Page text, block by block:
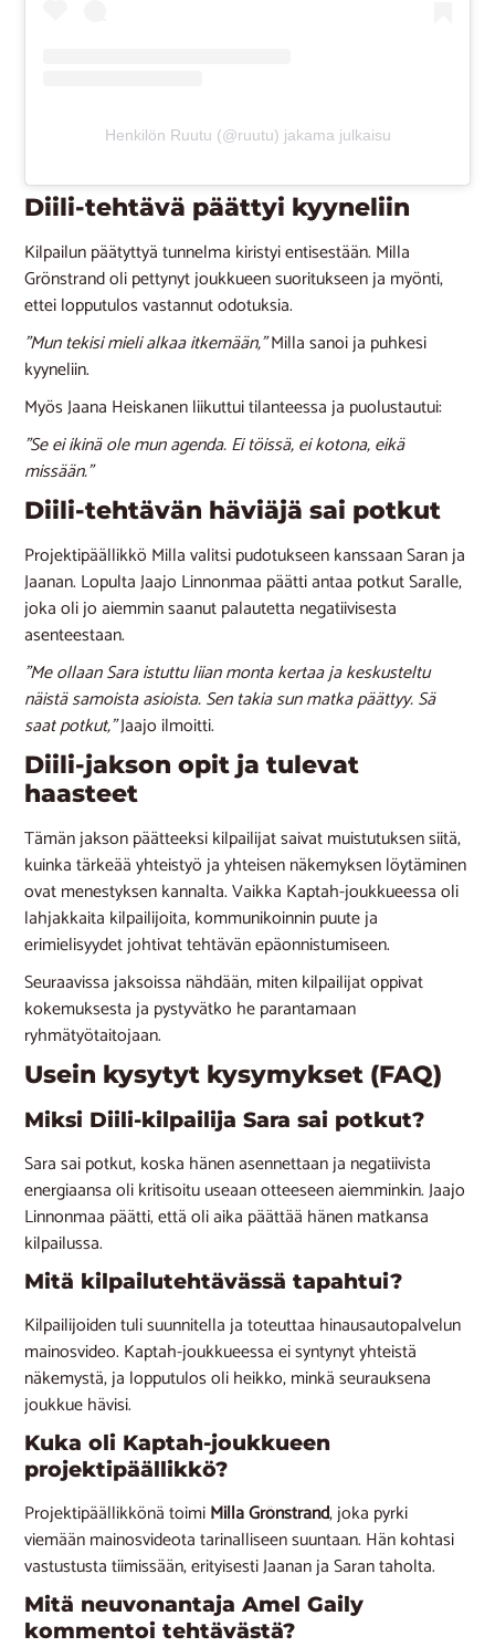
Henkilön Ruutu (@ruutu) jakama julkaisu
Diili-tehtävä päättyi kyyneliin
Kilpailun päätyttyä tunnelma kiristyi entisestään. Milla
Grönstrand oli pettynyt joukkueen suoritukseen ja myönti,
ettei lopputulos vastannut odotuksia.
”Mun tekisi mieli alkaa itkemään,”Milla sanoi ja puhkesi
kyyneliin.
Myös Jaana Heiskanen liikuttui tilanteessa ja puolustautui:
”Se ei ikinä ole mun agenda. Ei töissä, ei kotona, eikä
missään.”
Diili-tehtävän häviäjä sai potkut
Projektipäällikkö Milla valitsi pudotukseen kanssaan Saran ja
Jaanan. Lopulta Jaajo Linnonmaa päätti antaa potkut Saralle,
joka oli jo aiemmin saanut palautetta negatiivisesta
asenteestaan.
”Me ollaan Sara istuttu liian monta kertaa ja keskusteltu
näistä samoista asioista. Sen takia sun matka päättyy. Sä
saat potkut,”Jaajo ilmoitti.
Diili-jakson opit ja tulevat
haasteet
Tämän jakson päätteeksi kilpailijat saivat muistutuksen siitä,
kuinka tärkeää yhteistyö ja yhteisen näkemyksen löytäminen
ovat menestyksen kannalta. Vaikka Kaptah-joukkueessa oli
lahjakkaita kilpailijoita, kommunikoinnin puute ja
erimielisyydet johtivat tehtävän epäonnistumiseen.
Seuraavissa jaksoissa nähdään, miten kilpailijat oppivat
kokemuksesta ja pystyvätko he parantamaan
ryhmätyötaitojaan.
Usein kysytyt kysymykset (FAQ)
Miksi Diili-kilpailija Sara sai potkut?
Sara sai potkut, koska hänen asennettaan ja negatiivista
energiaansa oli kritisoitu useaan otteeseen aiemminkin. Jaajo
Linnonmaa päätti, että oli aika päättää hänen matkansa
kilpailussa.
Mitä kilpailutehtävässä tapahtui?
Kilpailijoiden tuli suunnitella ja toteuttaa hinausautopalvelun
mainosvideo. Kaptah-joukkueessa ei syntynyt yhteistä
näkemystä, ja lopputulos oli heikko, minkä seurauksena
joukkue hävisi.
Kuka oli Kaptah-joukkueen
projektipäällikkö?
Projektipäällikkönä toimiMilla Grönstrand, joka pyrki
viemään mainosvideota tarinalliseen suuntaan. Hän kohtasi
vastustusta tiimissään, erityisesti Jaanan ja Saran taholta.
Mitä neuvonantaja Amel Gaily
kommentoi tehtävästä?